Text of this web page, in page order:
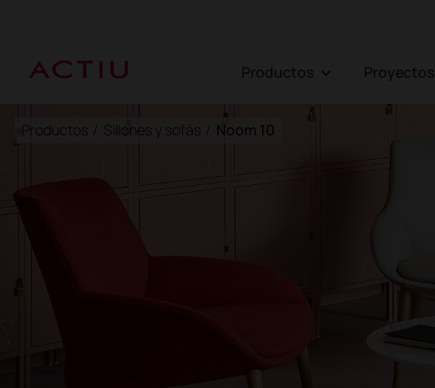
Productos Proyectos
Productos / Sillones y sofás / Noom 10